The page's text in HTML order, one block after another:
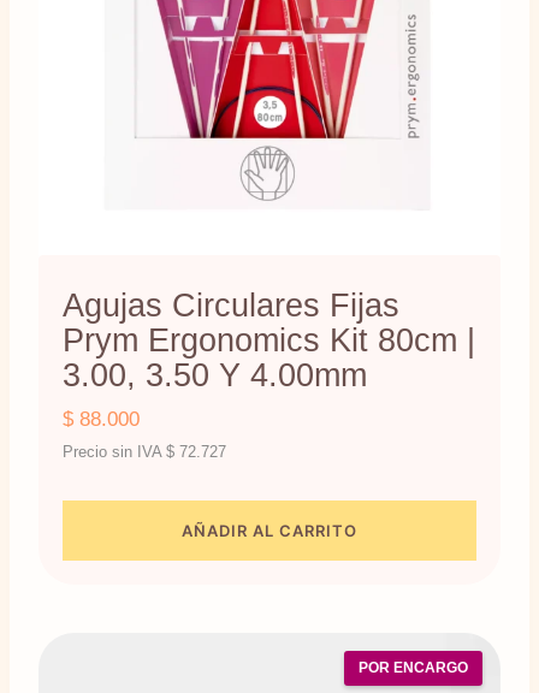
Agujas Circulares Fijas
Prym Ergonomics Kit 80cm |
3.00, 3.50 Y 4.00mm
$ 88.000
Precio sin IVA $ 72.727
AÑADIR AL CARRITO
POR ENCARGO